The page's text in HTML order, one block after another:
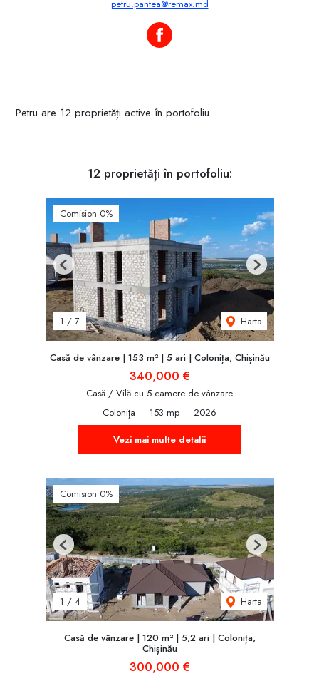
petru.pantea@remax.md
Petru Pantea pe Facebook
Petru are 12 proprietăți active în portofoliu.
12 proprietăți în portofoliu:
Comision 0%
1 / 7 Harta
Previous Next
Casă de vânzare | 153 m² | 5 ari | Colonița, Chișinău
340,000 €
Casă / Vilă cu 5 camere de vânzare
Colonița
153 mp
2026
Vezi mai multe detalii
Comision 0%
1 / 4 Harta
Previous Next
Casă de vânzare | 120 m² | 5,2 ari | Colonița,
Chișinău
300,000 €